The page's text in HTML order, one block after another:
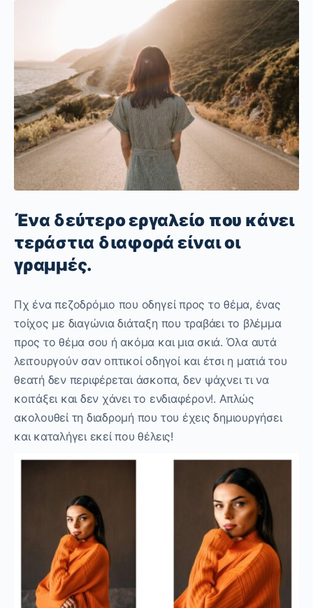
Ένα δεύτερο εργαλείο που κάνει
τεράστια διαφορά είναι οι
γραμμές.
Πχ ένα πεζοδρόμιο που οδηγεί προς το θέμα, ένας
τοίχος με διαγώνια διάταξη που τραβάει το βλέμμα
προς το θέμα σου ή ακόμα και μια σκιά. Όλα αυτά
λειτουργούν σαν οπτικοί οδηγοί και έτσι η ματιά του
θεατή δεν περιφέρεται άσκοπα, δεν ψάχνει τι να
κοιτάξει και δεν χάνει το ενδιαφέρον!. Απλώς
ακολουθεί τη διαδρομή που του έχεις δημιουργήσει
και καταλήγει εκεί που θέλεις!